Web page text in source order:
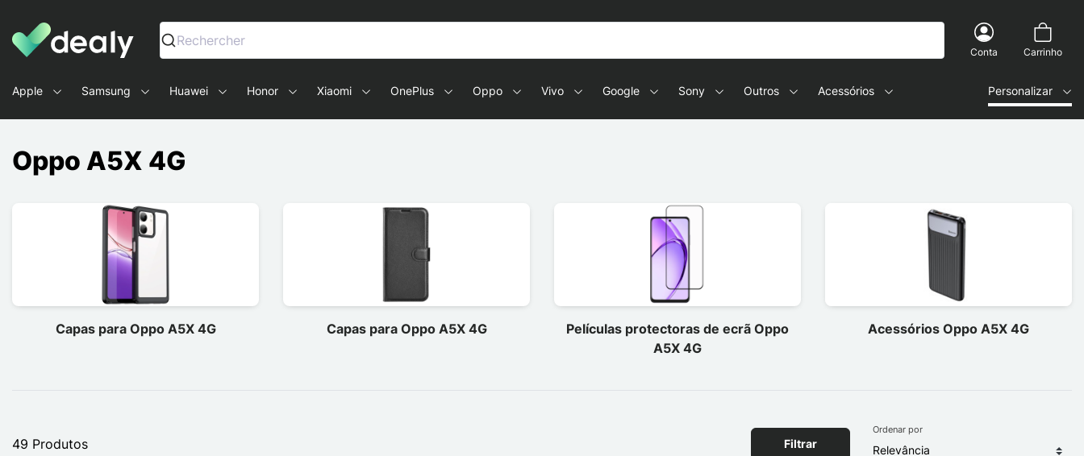
Dealy - Capas e acessórios para smartphones e tablets
Rechercher
Conta Carrinho
Apple Samsung Huawei Honor Xiaomi OnePlus Oppo Vivo Google Sony Outros Acessórios Personalizar
Oppo A5X 4G
Capas para Oppo A5X 4G Capas para Oppo A5X 4G
Películas protectoras de ecrã Oppo
A5X 4G
Acessórios Oppo A5X 4G
49 Produtos Filtrar
Ordenar por